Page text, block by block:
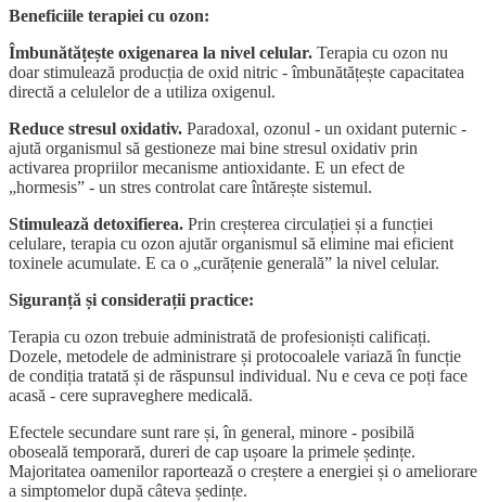
Beneficiile terapiei cu ozon:
Îmbunătățește oxigenarea la nivel celular. Terapia cu ozon nu
doar stimulează producția de oxid nitric - îmbunătățește capacitatea
directă a celulelor de a utiliza oxigenul.
Reduce stresul oxidativ. Paradoxal, ozonul - un oxidant puternic -
ajută organismul să gestioneze mai bine stresul oxidativ prin
activarea propriilor mecanisme antioxidante. E un efect de
„hormesis” - un stres controlat care întărește sistemul.
Stimulează detoxifierea. Prin creșterea circulației și a funcției
celulare, terapia cu ozon ajutăr organismul să elimine mai eficient
toxinele acumulate. E ca o „curățenie generală” la nivel celular.
Siguranță și considerații practice:
Terapia cu ozon trebuie administrată de profesioniști calificați.
Dozele, metodele de administrare și protocoalele variază în funcție
de condiția tratată și de răspunsul individual. Nu e ceva ce poți face
acasă - cere supraveghere medicală.
Efectele secundare sunt rare și, în general, minore - posibilă
oboseală temporară, dureri de cap ușoare la primele ședințe.
Majoritatea oamenilor raportează o creștere a energiei și o ameliorare
a simptomelor după câteva ședințe.